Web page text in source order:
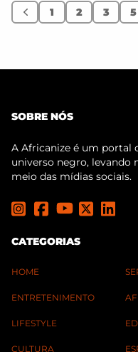
Anterior
1 2 3 5
SOBRE NÓS
A Africanize é um portal
universo negro, levando
meio das mídias sociais.
CATEGORIAS
HOME
ENTRETENIMENTO
LIFESTYLE
CULTURA